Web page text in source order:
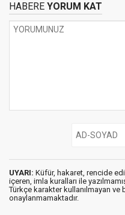
HABERE YORUM KAT
UYARI: Küfür, hakaret, rencide
içeren, imla kuralları ile
Türkçe karakter kullanılmayan ve
onaylanmamaktadır.